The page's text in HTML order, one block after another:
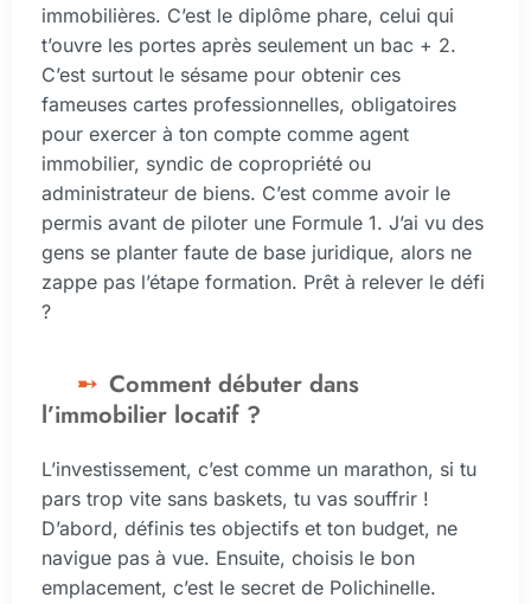
immobilières. C’est le diplôme phare, celui qui
t’ouvre les portes après seulement un bac + 2.
C’est surtout le sésame pour obtenir ces
fameuses cartes professionnelles, obligatoires
pour exercer à ton compte comme agent
immobilier, syndic de copropriété ou
administrateur de biens. C’est comme avoir le
permis avant de piloter une Formule 1. J’ai vu des
gens se planter faute de base juridique, alors ne
zappe pas l’étape formation. Prêt à relever le défi
?
Comment débuter dans
l’immobilier locatif ?
L’investissement, c’est comme un marathon, si tu
pars trop vite sans baskets, tu vas souffrir !
D’abord, définis tes objectifs et ton budget, ne
navigue pas à vue. Ensuite, choisis le bon
emplacement, c’est le secret de Polichinelle.